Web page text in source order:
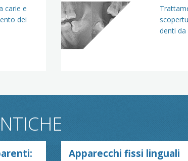
carie e
dei
denti
Apparecchi fissi linguali